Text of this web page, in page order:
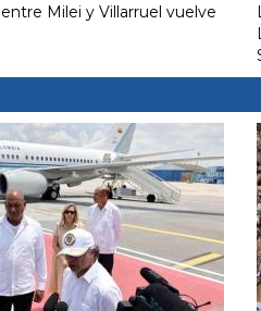
Milei y Villarruel vuelve